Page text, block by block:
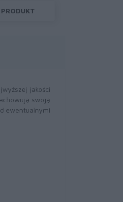
jakości
swoją
ewentualnymi